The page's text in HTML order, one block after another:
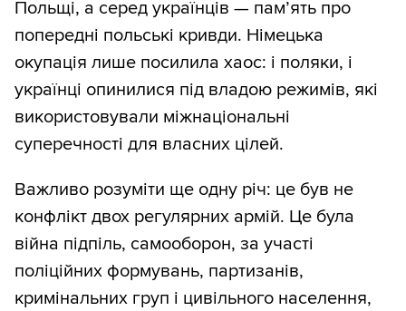
Польщі, а серед українців — пам’ять про
попередні польські кривди. Німецька
окупація лише посилила хаос: і поляки, і
українці опинилися під владою режимів, які
використовували міжнаціональні
суперечності для власних цілей.
Важливо розуміти ще одну річ: це був не
конфлікт двох регулярних армій. Це була
війна підпіль, самооборон, за участі
поліційних формувань, партизанів,
кримінальних груп і цивільного населення,